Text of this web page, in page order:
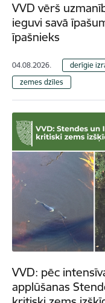
VVD vērš
ieguvi savā
īpašnieks
04.08.2026. derīgie
zemes dzīles
VVD: pēc
applūšanas